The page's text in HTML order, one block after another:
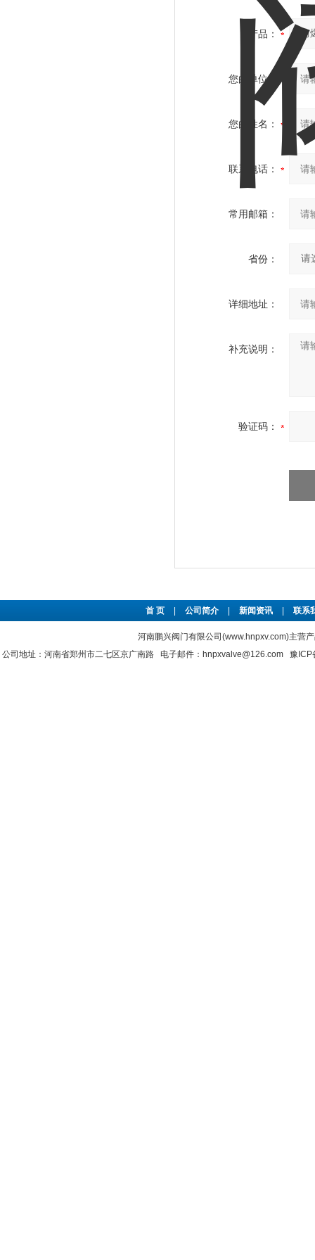
产品：
您的单位：
您的姓名：
联系电话：
常用邮箱：
省份：
详细地址：
补充说明：
验证码：
首 页 公司简介 新闻资讯 联系
河南鹏兴阀门有限公司(www.hnpxv.com)主营
公司地址：河南省郑州市二七区京广南路 电子邮件：hnpxvalve@126.com 豫ICP